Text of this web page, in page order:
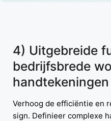
4) Uitgebreide
bedrijfsbrede
handtekeningen
Verhoog de efficiëntie en
sign. Definieer complexe